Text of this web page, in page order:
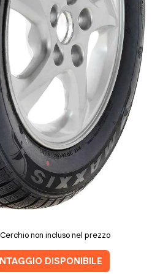
non incluso nel prezzo
DISPONIBILE